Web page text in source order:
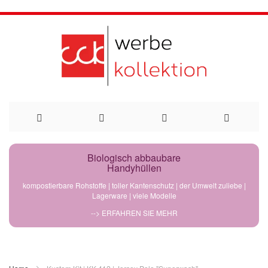
Direkt
Biologisch abbaubare
Handyhüllen
kompostierbare Rohstoffe | toller Kantenschutz | der Umwelt zuliebe |
Lagerware | viele Modelle
--> ERFAHREN SIE MEHR